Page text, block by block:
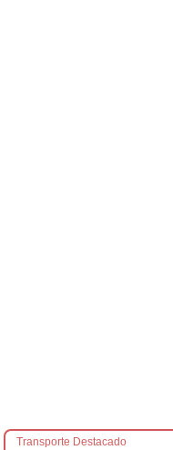
Transporte Destacado